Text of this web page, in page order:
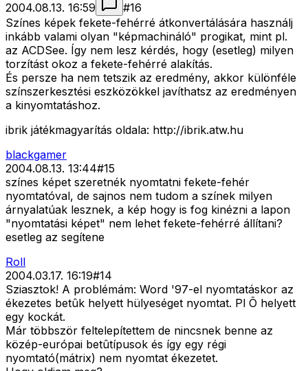
2004.08.13. 16:59 #16
Színes képek fekete-fehérré átkonvertálására használj
inkább valami olyan "képmachináló" progikat, mint pl.
az ACDSee. Így nem lesz kérdés, hogy (esetleg) milyen
torzítást okoz a fekete-fehérré alakítás.
És persze ha nem tetszik az eredmény, akkor különféle
színszerkesztési eszközökkel javíthatsz az eredményen
a kinyomtatáshoz.
ibrik játékmagyarítás oldala: http://ibrik.atw.hu
blackgamer
2004.08.13. 13:44#15
színes képet szeretnék nyomtatni fekete-fehér
nyomtatóval, de sajnos nem tudom a színek milyen
árnyalatúak lesznek, a kép hogy is fog kinézni a lapon
"nyomtatási képet" nem lehet fekete-fehérré állítani?
esetleg az segítene
Roll
2004.03.17. 16:19#14
Sziasztok! A problémám: Word '97-el nyomtatáskor az
ékezetes betûk helyett hülyeséget nyomtat. Pl Õ helyett
egy kockát.
Már többször feltelepítettem de nincsnek benne az
közép-európai betûtípusok és így egy régi
nyomtató(mátrix) nem nyomtat ékezetet.